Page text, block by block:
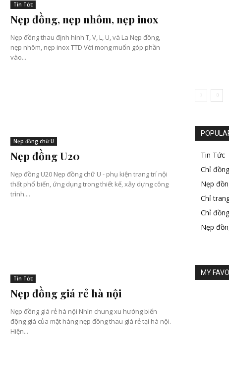
Tin Tức
Nẹp đồng, nẹp nhôm, nẹp inox
Nẹp đồng thau định hình T, V, L, U, và La Nẹp đồng,
nẹp nhôm, nẹp inox TTD Với mong muốn góp phần
vào...
Nẹp đồng chữ U
Nẹp đồng U20
Nẹp đồng U20 Nẹp đồng chữ U - phụ kiện trang trí nội
thất phổ biến, ứng dụng trong thiết kế, xây dựng công
trình....
Tin Tức
Nẹp đồng giá rẻ hà nội
Nẹp đồng giá rẻ hà nội Nhìn chung xu hướng biến
động giá của mặt hàng nẹp đồng thau giá rẻ tại hà nội.
Hiện...
Tin Tức
Chỉ
Nẹp
Chỉ
Chỉ
Nẹp
MY